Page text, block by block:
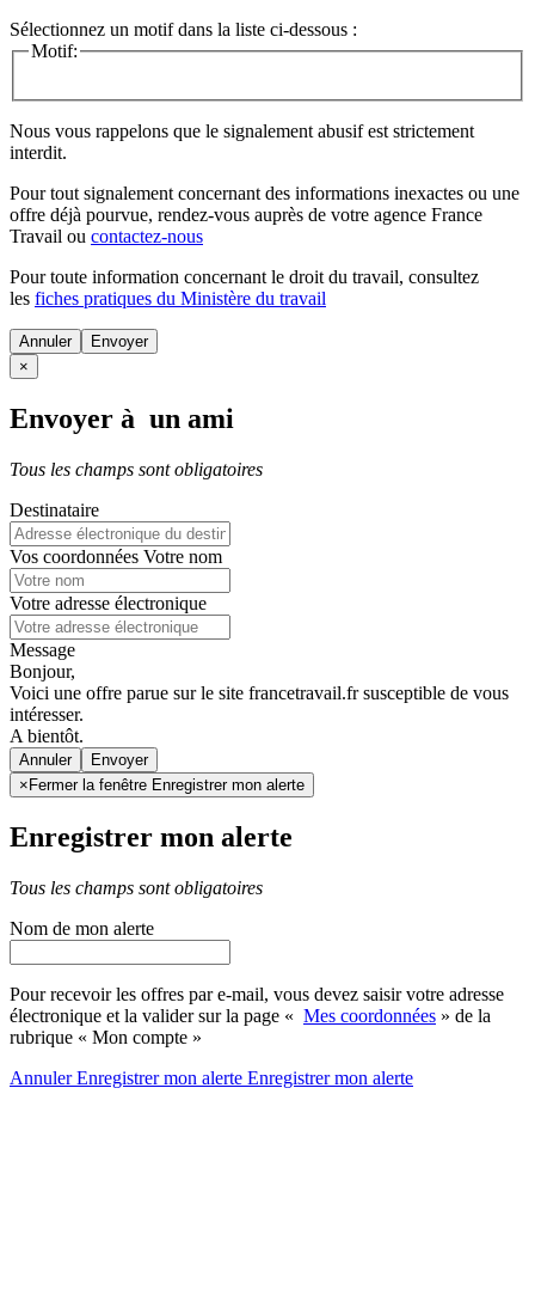
Sélectionnez un motif dans la liste ci-dessous :
Motif:
Nous vous rappelons que le signalement abusif est strictement
interdit.
Pour tout signalement concernant des informations inexactes ou une
offre déjà pourvue, rendez-vous auprès de votre agence France
Travail ou contactez-nous
Pour toute information concernant le droit du travail, consultez
les fiches pratiques du Ministère du travail
Annuler
×
Envoyer à un ami
Tous les champs sont obligatoires
Destinataire
Vos coordonnées Votre nom
Votre adresse électronique
Message
Bonjour,
Voici une offre parue sur le site francetravail.fr susceptible de vous
intéresser.
A bientôt.
Annuler
× Fermer la fenêtre Enregistrer mon alerte
Enregistrer mon alerte
Tous les champs sont obligatoires
Nom de mon alerte
Pour recevoir les offres par e-mail, vous devez saisir votre adresse
électronique et la valider sur la page « Mes coordonnées » de la
rubrique « Mon compte »
AnnulerEnregistrer mon alerte Enregistrermon alerte